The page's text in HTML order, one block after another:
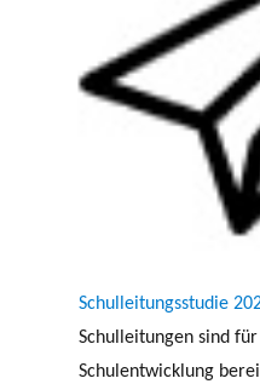
Schulleitungsstudie
Schulleitungen sind
Schulentwicklung